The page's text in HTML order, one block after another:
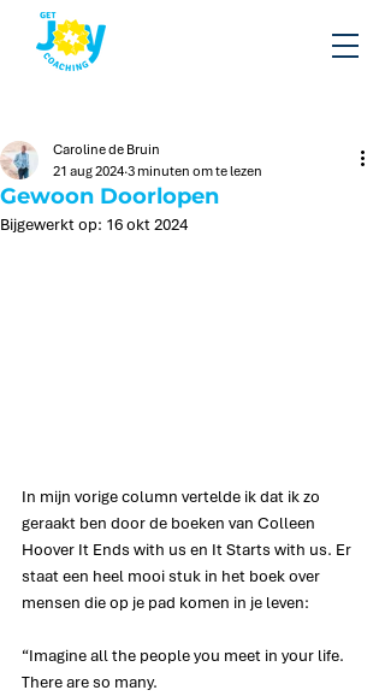
Gewoon Doorlopen
Caroline de Bruin
21 aug 2024 3 minuten om te lezen
Bijgewerkt op: 16 okt 2024
In mijn vorige column vertelde ik dat ik zo
geraakt ben door de boeken van Colleen
Hoover It Ends with us en It Starts with us. Er
staat een heel mooi stuk in het boek over
mensen die op je pad komen in je leven:
“Imagine all the people you meet in your life.
There are so many.